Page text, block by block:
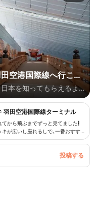
空港国際線へ行こう
🌎和スイーツ🍵
本を知ってもらえるよう
が凝縮されている国際線
て、スカイツリーと東京
デッキ⛵️ モノレール🚝に
羽田空港国際線ターミナル
から飛ぶまでずっと見てました🕴
が広いし座れるしで、一番おすすめ
て変わるので最初に見とくのもい